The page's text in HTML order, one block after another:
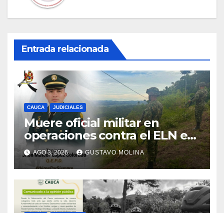
Entrada relacionada
CAUCA JUDICIALES
Muere oficial militar en
operaciones contra el ELN en
el sur del Cauca
AGO 3, 2026 GUSTAVO MOLINA